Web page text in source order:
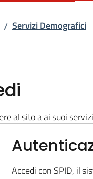
/ Servizi Demografici
al sito a ai suoi
Accedi con SPID, il